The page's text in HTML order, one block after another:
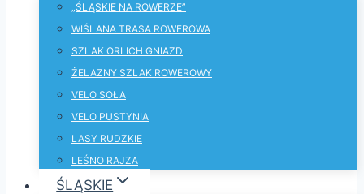
„ŚLĄSKIE NA ROWERZE”
WIŚLANA TRASA ROWEROWA
SZLAK ORLICH GNIAZD
ŻELAZNY SZLAK ROWEROWY
VELO SOŁA
VELO PUSTYNIA
LASY RUDZKIE
LEŚNO RAJZA
ŚLĄSKIE